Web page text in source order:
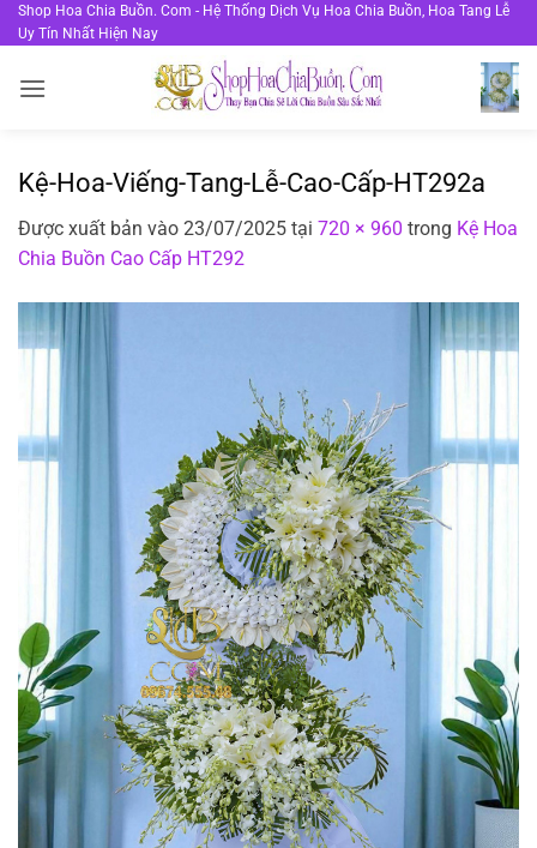
Bỏ
qua
dung
Shop Hoa Chia Buồn. Com - Hệ Thống Dịch Vụ Hoa Chia Buồn, Hoa Tang Lễ
Uy Tín Nhất Hiện Nay
Kệ-Hoa-Viếng-Tang-Lễ-Cao-Cấp-HT292a
Được xuất bản vào 23/07/2025 tại 720 × 960 trong Kệ Hoa
Chia Buồn Cao Cấp HT292